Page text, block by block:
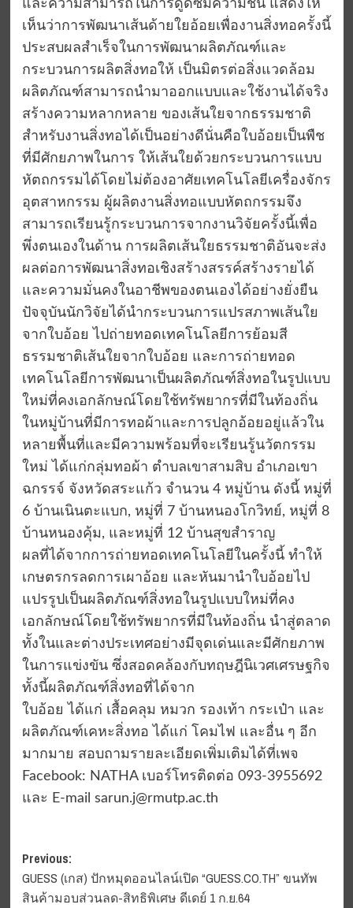
และความสามารถในการดูดซึมความชื้น แสดงให้
เห็นว่าการพัฒนาเส้นด้ายใยอ้อยเพื่องานสิ่งทอครั้งนี้
ประสบผลสำเร็จในการพัฒนาผลิตภัณฑ์และ
กระบวนการผลิตสิ่งทอให้ เป็นมิตรต่อสิ่งแวดล้อม
ผลิตภัณฑ์สามารถนำมาออกแบบและใช้งานได้จริง
สร้างความหลากหลาย ของเส้นใยจากธรรมชาติ
สำหรับงานสิ่งทอได้เป็นอย่างดีนั่นคือใบอ้อยเป็นพืช
ที่มีศักยภาพในการ ให้เส้นใยด้วยกระบวนการแบบ
หัตถกรรมได้โดยไม่ต้องอาศัยเทคโนโลยีเครื่องจักร
อุตสาหกรรม ผู้ผลิตงานสิ่งทอแบบหัตถกรรมจึง
สามารถเรียนรู้กระบวนการจากงานวิจัยครั้งนี้เพื่อ
พึ่งตนเองในด้าน การผลิตเส้นใยธรรมชาติอันจะส่ง
ผลต่อการพัฒนาสิ่งทอเชิงสร้างสรรค์สร้างรายได้
และความมั่นคงในอาชีพของตนเองได้อย่างยั่งยืน
ปัจจุบันนักวิจัยได้นำกระบวนการแปรสภาพเส้นใย
จากใบอ้อย ไปถ่ายทอดเทคโนโลยีการย้อมสี
ธรรมชาติเส้นใยจากใบอ้อย และการถ่ายทอด
เทคโนโลยีการพัฒนาเป็นผลิตภัณฑ์สิ่งทอในรูปแบบ
ใหม่ที่คงเอกลักษณ์โดยใช้ทรัพยากรที่มีในท้องถิ่น
ในหมู่บ้านที่มีการทอผ้าและการปลูกอ้อยอยู่แล้วใน
หลายพื้นที่และมีความพร้อมที่จะเรียนรู้นวัตกรรม
ใหม่ ได้แก่กลุ่มทอผ้า ตำบลเขาสามสิบ อำเภอเขา
ฉกรรจ์ จังหวัดสระแก้ว จำนวน 4 หมู่บ้าน ดังนี้ หมู่ที่
6 บ้านเนินตะแบก, หมู่ที่ 7 บ้านหนองโกวิทย์, หมู่ที่ 8
บ้านหนองคุ้ม, และหมู่ที่ 12 บ้านสุขสำราญ
ผลที่ได้จากการถ่ายทอดเทคโนโลยีในครั้งนี้ ทำให้
เกษตรกรลดการเผาอ้อย และหันมานำใบอ้อยไป
แปรรูปเป็นผลิตภัณฑ์สิ่งทอในรูปแบบใหม่ที่คง
เอกลักษณ์โดยใช้ทรัพยากรที่มีในท้องถิ่น นำสู่ตลาด
ทั้งในและต่างประเทศอย่างมีจุดเด่นและมีศักยภาพ
ในการแข่งขัน ซึ่งสอดคล้องกับทฤษฎีนิเวศเศรษฐกิจ
ทั้งนี้ผลิตภัณฑ์สิ่งทอที่ได้จาก
ใบอ้อย ได้แก่ เสื้อคลุม หมวก รองเท้า กระเป๋า และ
ผลิตภัณฑ์เคหะสิ่งทอ ได้แก่ โคมไฟ และอื่น ๆ อีก
มากมาย สอบถามรายละเอียดเพิ่มเติมได้ที่เพจ
Facebook: NATHA เบอร์โทรติดต่อ 093-3955692
และ E-mail sarun.j@rmutp.ac.th
Post
navigation
Previous:
GUESS (เกส) ปักหมุดออนไลน์เปิด “GUESS.CO.TH” ขนทัพ
สินค้ามอบส่วนลด-สิทธิพิเศษ ดีเดย์ 1 ก.ย.64